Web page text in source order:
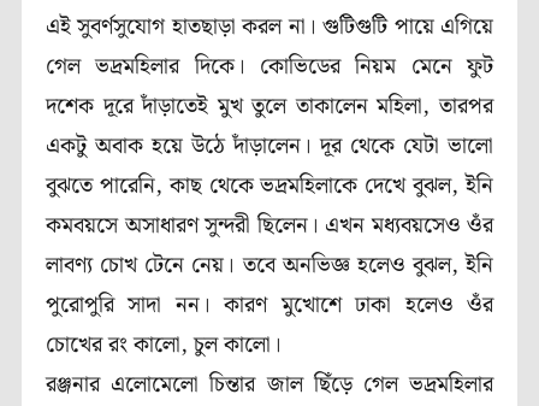
এই সুবর্ণসুযোগ হাতছাড়া করল না। গুটিগুটি পায়ে এগিয়ে
গেল ভদ্রমহিলার দিকে। কোভিডের নিয়ম মেনে ফুট
দশেক দূরে দাঁড়াতেই মুখ তুলে তাকালেন মহিলা, তারপর
একটু অবাক হয়ে উঠে দাঁড়ালেন। দূর থেকে যেটা ভালো
বুঝতে পারেনি, কাছ থেকে ভদ্রমহিলাকে দেখে বুঝল, ইনি
কমবয়সে অসাধারণ সুন্দরী ছিলেন। এখন মধ্যবয়সেও ওঁর
লাবণ্য চোখ টেনে নেয়। তবে অনভিজ্ঞ হলেও বুঝল, ইনি
পুরোপুরি সাদা নন। কারণ মুখোশে ঢাকা হলেও ওঁর
চোখের রং কালো, চুল কালো।
রঞ্জনার এলোমেলো চিন্তার জাল ছিঁড়ে গেল ভদ্রমহিলার